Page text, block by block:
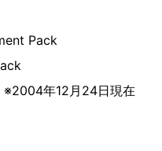
Pack
年12月24日現在